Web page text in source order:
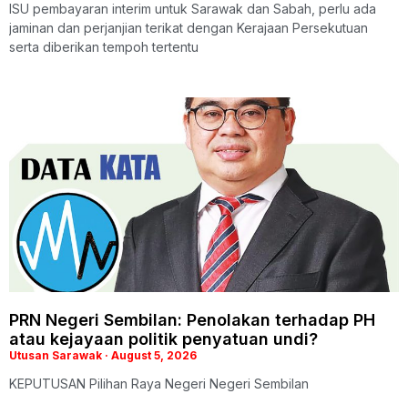
ISU pembayaran interim untuk Sarawak dan Sabah, perlu ada
jaminan dan perjanjian terikat dengan Kerajaan Persekutuan
serta diberikan tempoh tertentu
PRN Negeri Sembilan: Penolakan terhadap PH
atau kejayaan politik penyatuan undi?
Utusan Sarawak August 5, 2026
KEPUTUSAN Pilihan Raya Negeri Negeri Sembilan